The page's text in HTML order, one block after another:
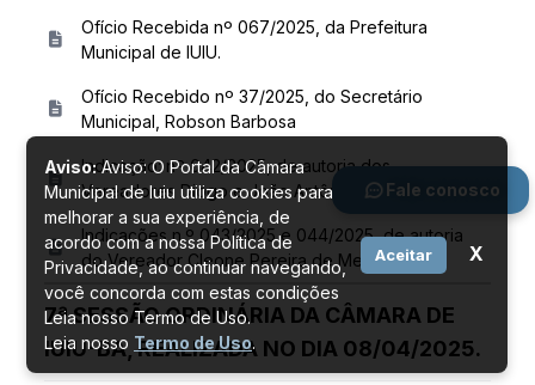
Fale conosco
Ofício Recebida nº 067/2025, da Prefeitura
Municipal de IUIU.
Ofício Recebido nº 37/2025, do Secretário
Municipal, Robson Barbosa
Indicação: nº 042/2025, de autoria dos
Vereadores Diogo e João Antônio
Indicações n.º 043/2025 e 044/2025, de autoria
do Vereador Cleone Pereira de Menezes
7ª SESSÃO ORDINÁRIA DA CÂMARA DE
IUIU-BA, REALIZADA NO DIA 08/04/2025.
Aviso:Aviso: O Portal da Câmara
Municipal de Iuiu utiliza cookies para
melhorar a sua experiência, de
acordo com a nossa Política de
Privacidade, ao continuar navegando,
você concorda com estas condições
Leia nosso Termo de Uso.
Leia nosso Termo de Uso.
Aceitar X